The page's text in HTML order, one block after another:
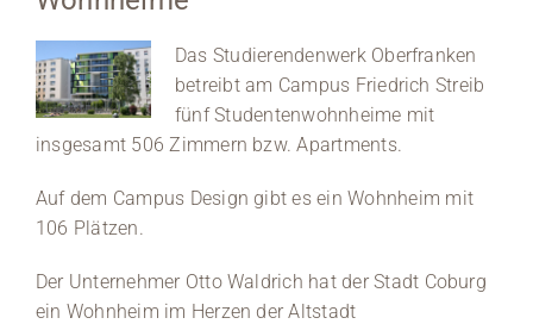
Medien
Stellenangebote
Veranstaltungen
Das Studierendenwerk Oberfranken
betreibt am Campus Friedrich Streib
fünf Studentenwohnheime mit
insgesamt 506 Zimmern bzw. Apartments.
Auf dem Campus Design gibt es ein Wohnheim mit
106 Plätzen.
Der Unternehmer Otto Waldrich hat der Stadt Coburg
ein Wohnheim im Herzen der Altstadt